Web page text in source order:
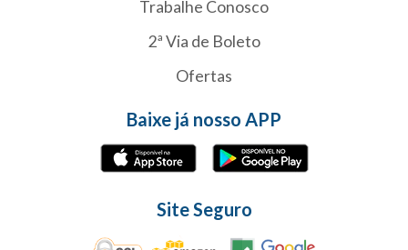
Trabalhe Conosco
2ª Via de Boleto
Ofertas
Baixe já nosso APP
Site Seguro